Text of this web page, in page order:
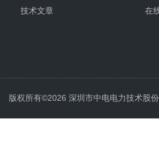
技术文章
在
版权所有©2026 深圳市中电电力技术股